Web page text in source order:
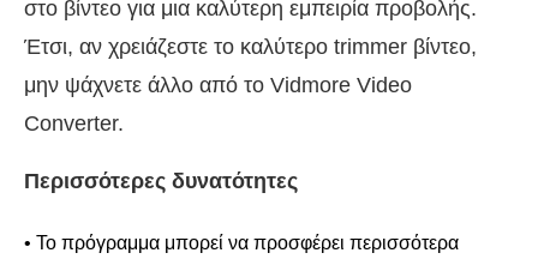
στο βίντεο για μια καλύτερη εμπειρία προβολής.
Έτσι, αν χρειάζεστε το καλύτερο trimmer βίντεο,
μην ψάχνετε άλλο από το Vidmore Video
Converter.
Περισσότερες δυνατότητες
• Το πρόγραμμα μπορεί να προσφέρει περισσότερα